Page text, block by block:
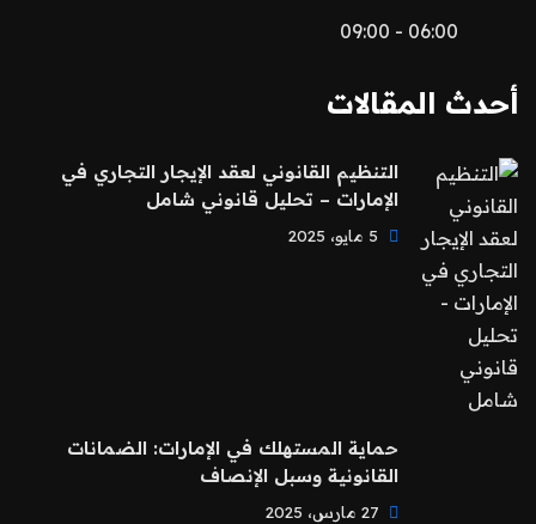
06:00 - 09:00
أحدث المقالات
التنظيم القانوني لعقد الإيجار التجاري في
الإمارات – تحليل قانوني شامل
حماية المستهلك في الإمارات: الضمانات
القانونية وسبل الإنصاف